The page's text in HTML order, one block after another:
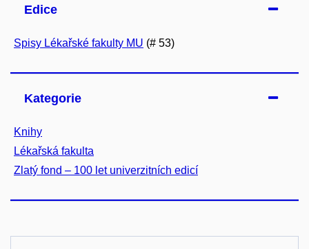
Edice
Spisy Lékařské fakulty MU (# 53)
Kategorie
Knihy
Lékařská fakulta
Zlatý fond – 100 let univerzitních edicí